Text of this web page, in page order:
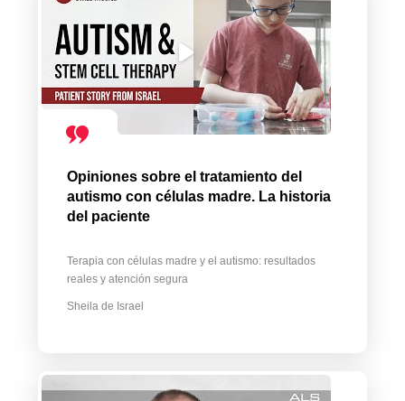
Opiniones sobre el tratamiento del
autismo con células madre. La historia
del paciente
Terapia con células madre y el autismo: resultados
reales y atención segura
Sheila de Israel